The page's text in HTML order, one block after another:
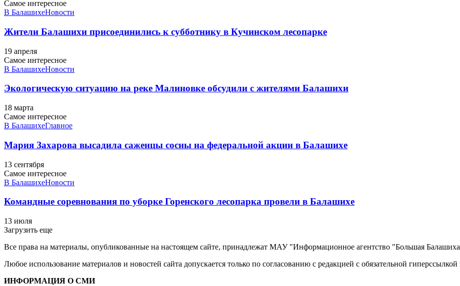
Самое интересное
В БалашихеНовости
Жители Балашихи присоединились к субботнику в Кучинском лесопарке
19 апреля
Самое интересное
В БалашихеНовости
Экологическую ситуацию на реке Малиновке обсудили с жителями Балашихи
18 марта
Самое интересное
В БалашихеГлавное
Мария Захарова высадила саженцы сосны на федеральной акции в Балашихе
13 сентября
Самое интересное
В БалашихеНовости
Командные соревнования по уборке Горенского лесопарка провели в Балашихе
13 июля
Загрузить еще
Все права на материалы, опубликованные на настоящем сайте, принадлежат МАУ "Информационное агентство "Большая
Любое использование материалов и новостей сайта допускается только по согласованию с редакцией с обязательной
ИНФОРМАЦИЯ О СМИ